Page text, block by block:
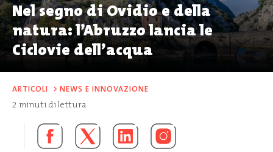
Nel segno di Ovidio e della
natura: l’Abruzzo lancia le
Ciclovie dell’acqua
ARTICOLI > NEWS E INNOVAZIONE
2 minuti di lettura